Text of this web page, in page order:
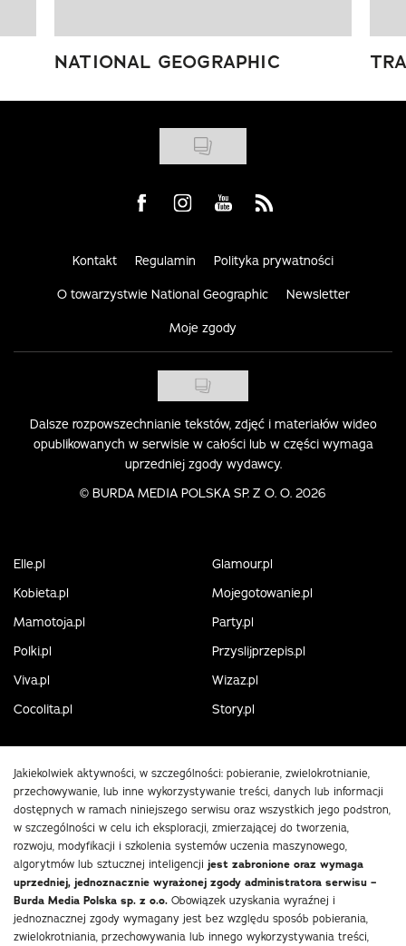
NATIONAL GEOGRAPHIC
Visit us on Facebook
Visit us on Instagram
Visit us on Youtube
Visit us on Rss
Kontakt Regulamin Polityka prywatności
O towarzystwie National Geographic Newsletter
Moje zgody
Dalsze rozpowszechnianie tekstów, zdjęć i materiałów wideo
opublikowanych w serwisie w całości lub w części wymaga
uprzedniej zgody wydawcy.
© BURDA MEDIA POLSKA SP. Z O. O. 2026
Elle.pl
Glamour.pl
Kobieta.pl
Mojegotowanie.pl
Mamotoja.pl
Party.pl
Polki.pl
Przyslijprzepis.pl
Viva.pl
Wizaz.pl
Cocolita.pl
Story.pl
Jakiekolwiek aktywności, w szczególności: pobieranie, zwielokrotnianie,
przechowywanie, lub inne wykorzystywanie treści, danych lub informacji
dostępnych w ramach niniejszego serwisu oraz wszystkich jego podstron,
w szczególności w celu ich eksploracji, zmierzającej do tworzenia,
rozwoju, modyfikacji i szkolenia systemów uczenia maszynowego,
algorytmów lub sztucznej inteligencji jest zabronione oraz wymaga
uprzedniej, jednoznacznie wyrażonej zgody administratora serwisu –
Burda Media Polska sp. z o.o. Obowiązek uzyskania wyraźnej i
jednoznacznej zgody wymagany jest bez względu sposób pobierania,
zwielokrotniania, przechowywania lub innego wykorzystywania treści,